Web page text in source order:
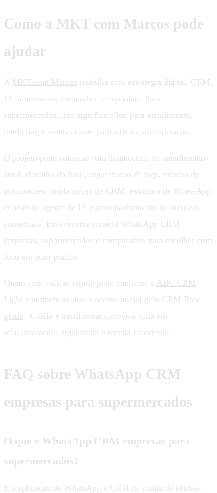
Como a MKT com Marcos pode
ajudar
A MKT com Marcos trabalha com estrategia digital, CRM,
IA, automacao, conteudo e campanhas. Para
supermercados, isso significa olhar para atendimento,
marketing e vendas como partes da mesma operacao.
O projeto pode comecar com diagnostico do atendimento
atual, desenho do funil, organizacao de tags, criacao de
automacoes, implantacao de CRM, estrutura de WhatsApp,
criacao de agente de IA e acompanhamento de metricas
comerciais. Esse recorte conecta WhatsApp CRM
empresas, supermercados e comparativo para escolher com
foco em acao pratica.
Quem quer validar rapido pode conhecer o ABC CRM
Light e tambem avaliar o acesso inicial pelo CRM Base
gratis. A ideia e transformar conversa solta em
relacionamento organizado e receita recorrente.
FAQ sobre WhatsApp CRM
empresas para supermercados
O que e WhatsApp CRM empresas para
supermercados?
E a aplicacao de WhatsApp e CRM na rotina de ofertas,